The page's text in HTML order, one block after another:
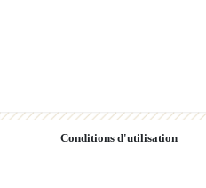
Conditions d'utilisation